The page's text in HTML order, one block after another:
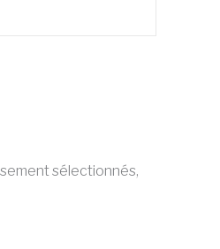
sélectionnés,